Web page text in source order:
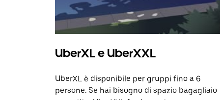
UberXL e UberXXL
UberXL è disponibile per gruppi fino a 6
persone. Se hai bisogno di spazio bagagliaio